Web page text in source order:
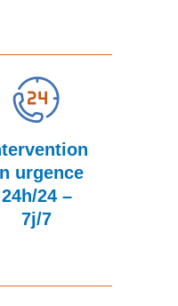
urgence
24h/24 –
7j/7